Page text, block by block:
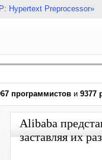
Hypertext Preprocessor»
программистов и 9377
Alibaba
заставляя их